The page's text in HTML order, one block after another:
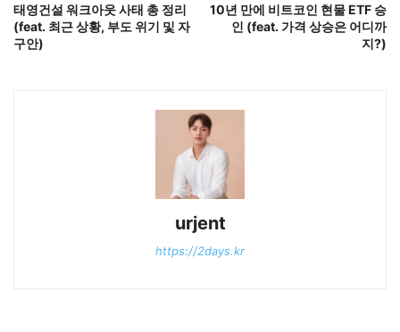
태영건설 워크아웃 사태 총 정리
(feat. 최근 상황, 부도 위기 및 자
구안)
10년 만에 비트코인 현물 ETF 승
인 (feat. 가격 상승은 어디까
지?)
urjent
https://2days.kr